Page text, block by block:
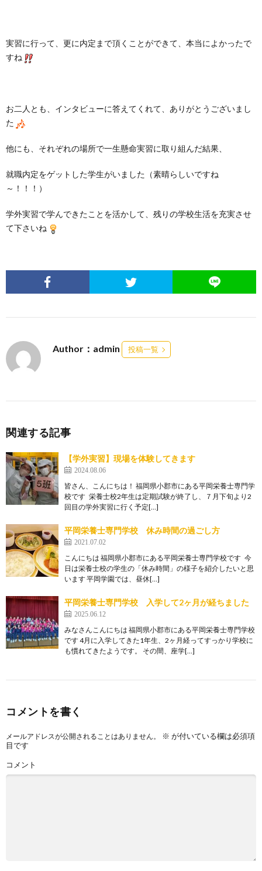
実習に行って、更に内定まで頂くことができて、本当によかったで
すね
お二人とも、インタビューに答えてくれて、ありがとうございまし
た
他にも、それぞれの場所で一生懸命実習に取り組んだ結果、
就職内定をゲットした学生がいました（素晴らしいですね
～！！！）
学外実習で学んできたことを活かして、残りの学校生活を充実させ
て下さいね
Author：admin 投稿一覧
関連する記事
【学外実習】現場を体験してきます
2024.08.06
皆さん、こんにちは！ 福岡県小郡市にある平岡栄養士専門学
校です 栄養士校2年生は定期試験が終了し、７月下旬より2
回目の学外実習に行く予定[…]
平岡栄養士専門学校 休み時間の過ごし方
2021.07.02
こんにちは 福岡県小郡市にある平岡栄養士専門学校です 今
日は栄養士校の学生の「休み時間」の様子を紹介したいと思
います 平岡学園では、昼休[…]
平岡栄養士専門学校 入学して2ヶ月が経ちました
2025.06.12
みなさんこんにちは 福岡県小郡市にある平岡栄養士専門学校
です 4月に入学してきた1年生、2ヶ月経ってすっかり学校に
も慣れてきたようです。 その間、座学[…]
コメントを書く
メールアドレスが公開されることはありません。 ※ が付いている欄は必須項
目です
コメント